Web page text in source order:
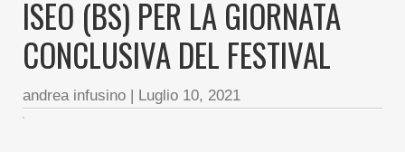
ISEO (BS) PER LA GIORNATA
CONCLUSIVA DEL FESTIVAL
andrea infusino | Luglio 10, 2021